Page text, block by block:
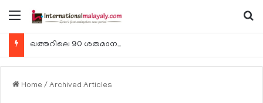
Menu
Home / Archived Articles